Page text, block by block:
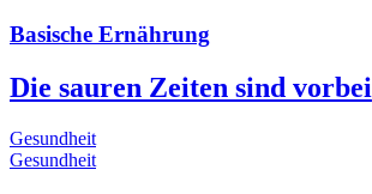
Basische Ernährung
Die sauren Zeiten sind vorbei
Gesundheit
Gesundheit